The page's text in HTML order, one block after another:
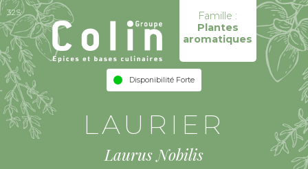
Famille :
Plantes
aromatiques
Disponibilité Forte
32S
LAURIER
Laurus Nobilis